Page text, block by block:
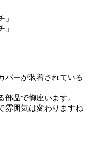
」
」
バーが装着されている
品で御座います。
雰囲気は変わりますね